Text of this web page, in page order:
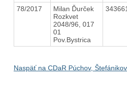
78/2017
Milan Ďurček
Rozkvet
2048/96, 017
01
Pov.Bystrica
Naspäť na CDaR Púchov,